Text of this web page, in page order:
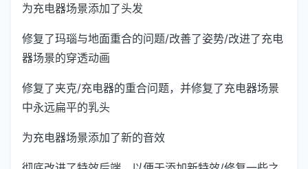
为充电器场景添加了头发
修复了玛瑙与地面重合的问题/改善了姿势/改进了充电
器场景的穿透动画
修复了夹克/充电器的重合问题，并修复了充电器场景
中永远扁平的乳头
为充电器场景添加了新的音效